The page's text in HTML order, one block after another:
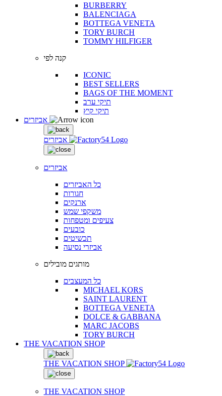
BURBERRY
BALENCIAGA
BOTTEGA VENETA
TORY BURCH
TOMMY HILFIGER
קנה לפי
ICONIC
BEST SELLERS
BAGS OF THE MOMENT
תיקי ערב
תיקי קיץ
אביזרים
אביזרים
כל האביזרים
חגורות
ארנקים
משקפי שמש
צעיפים ומטפחות
כובעים
תכשיטים
אביזרי נסיעה
מותגים מובילים
כל המעצבים
MICHAEL KORS
SAINT LAURENT
BOTTEGA VENETA
DOLCE & GABBANA
MARC JACOBS
TORY BURCH
THE VACATION SHOP
THE VACATION SHOP
THE VACATION SHOP